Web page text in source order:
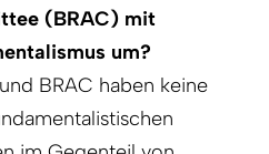
(BRAC) mit
um?
BRAC haben keine